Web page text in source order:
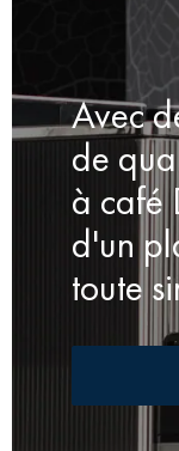
Avec
de
à café
d'un
toute